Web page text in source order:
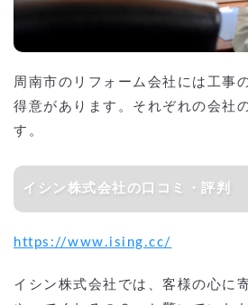
周南市のリフォーム会社には工事
得意があります。それぞれの会社
す。
イシン株式会社の口コミ・評判
https://www.ising.cc/
イシン株式会社では、客様の心に